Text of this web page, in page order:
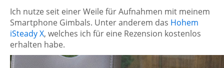
Ich nutze seit einer Weile für Aufnahmen mit meinem
Smartphone Gimbals. Unter anderem das Hohem
iSteady X, welches ich für eine Rezension kostenlos
erhalten habe.